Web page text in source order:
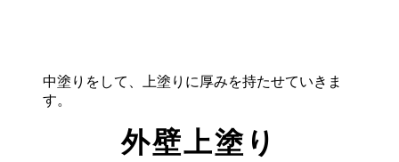
​​​​中塗りをして、上塗りに厚みを持たせていきま
す。
外壁上塗り